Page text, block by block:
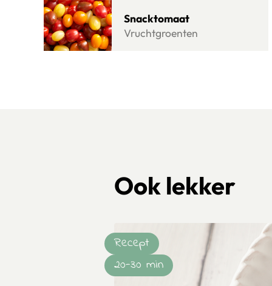
Snacktomaat
Vruchtgroenten
Lees meer over Snacktomaat
Ook lekker
Recept
20-30 min